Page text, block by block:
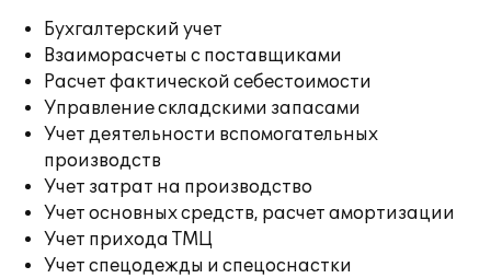
Бухгалтерский учет
Взаиморасчеты с поставщиками
Расчет фактической себестоимости
Управление складскими запасами
Учет деятельности вспомогательных
производств
Учет затрат на производство
Учет основных средств, расчет амортизации
Учет прихода ТМЦ
Учет спецодежды и спецоснастки